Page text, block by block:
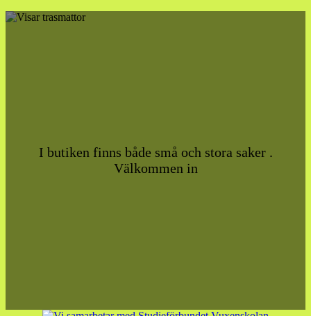
I butiken finns både små och stora saker .
Välkommen in